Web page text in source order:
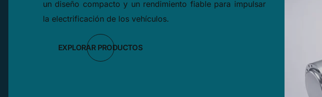
un diseño compacto y un rendimiento fiable para impulsar
la electrificación de los vehículos.
EXPLORAR PRODUCTOS